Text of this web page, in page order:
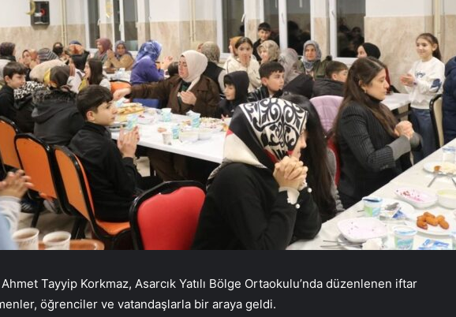
Ahmet Tayyip Korkmaz, Asarcık Yatılı Bölge Ortaokulu’nda düzenlenen iftar
öğrenciler ve vatandaşlarla bir araya geldi.